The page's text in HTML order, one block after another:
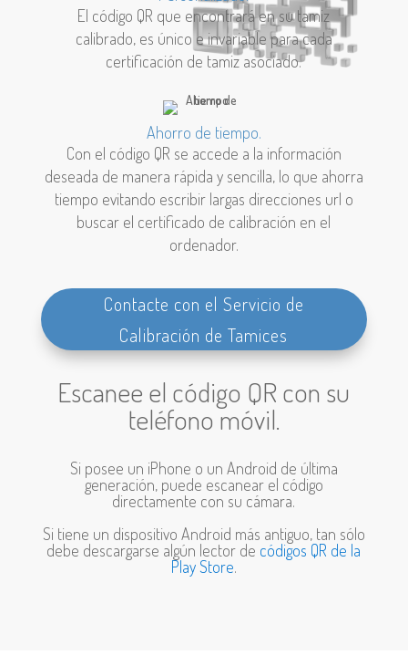
El código QR que encontrará en su tamiz
calibrado, es único e invariable para cada
certificación de tamiz asociado.
Ahorro de tiempo.
Con el código QR se accede a la información
deseada de manera rápida y sencilla, lo que ahorra
tiempo evitando escribir largas direcciones url o
buscar el certificado de calibración en el
ordenador.
Contacte con el Servicio de
Calibración de Tamices
Escanee el código QR con su
teléfono móvil.
Si posee un iPhone o un Android de última
generación, puede escanear el código
directamente con su cámara.
Si tiene un dispositivo Android más antiguo, tan sólo
debe descargarse algún lector de códigos QR de la
Play Store.